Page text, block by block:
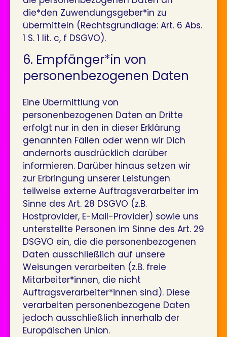
die*den Zuwendungsgeber*in zu
übermitteln (Rechtsgrundlage: Art. 6 Abs.
1 S. 1 lit. c, f DSGVO).
6. Empfänger*in von
personenbezogenen Daten
Eine Übermittlung von
personenbezogenen Daten an Dritte
erfolgt nur in den in dieser Erklärung
genannten Fällen oder wenn wir Dich
andernorts ausdrücklich darüber
informieren. Darüber hinaus setzen wir
zur Erbringung unserer Leistungen
teilweise externe Auftragsverarbeiter im
Sinne des Art. 28 DSGVO (z.B.
Hostprovider, E-Mail-Provider) sowie uns
unterstellte Personen im Sinne des Art. 29
DSGVO ein, die die personenbezogenen
Daten ausschließlich auf unsere
Weisungen verarbeiten (z.B. freie
Mitarbeiter*innen, die nicht
Auftragsverarbeiter*innen sind). Diese
verarbeiten personenbezogene Daten
jedoch ausschließlich innerhalb der
Europäischen Union.